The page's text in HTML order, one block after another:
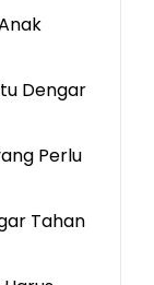
Dengar
Perlu
Tahan